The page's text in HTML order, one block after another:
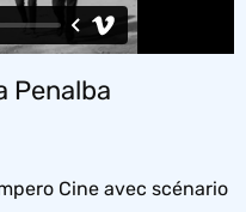
Penalba
Cine avec scénario